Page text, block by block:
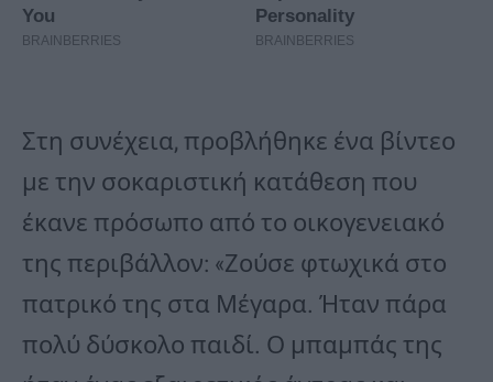
Στη συνέχεια, προβλήθηκε ένα βίντεο
με την σοκαριστική κατάθεση που
έκανε πρόσωπο από το οικογενειακό
της περιβάλλον: «Ζούσε φτωχικά στο
πατρικό της στα Μέγαρα. Ήταν πάρα
πολύ δύσκολο παιδί. Ο μπαμπάς της